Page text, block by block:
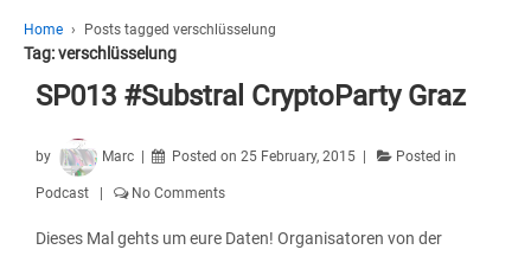
Home › Posts tagged verschlüsselung
Tag:verschlüsselung
SP013 #Substral CryptoParty Graz
by Marc Posted on 25 February, 2015 Posted in
Podcast No Comments
Dieses Mal gehts um eure Daten! Organisatoren von der